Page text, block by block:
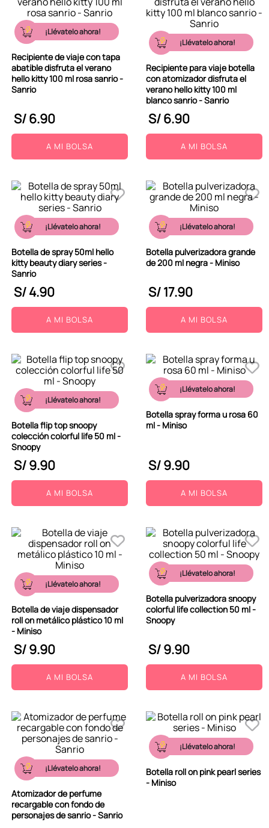
¡Llévatelo ahora!
Recipiente de viaje con tapa
abatible disfruta el verano
hello kitty 100 ml rosa sanrio -
Sanrio
S/6.90
A MI BOLSA
¡Llévatelo ahora!
Recipiente para viaje botella
con atomizador disfruta el
verano hello kitty 100 ml
blanco sanrio - Sanrio
S/6.90
A MI BOLSA
¡Llévatelo ahora!
Botella de spray 50ml hello
kitty beauty diary series -
Sanrio
S/4.90
A MI BOLSA
¡Llévatelo ahora!
Botella pulverizadora grande
de 200 ml negra - Miniso
S/17.90
A MI BOLSA
¡Llévatelo ahora!
Botella flip top snoopy
colección colorful life 50 ml -
Snoopy
S/9.90
A MI BOLSA
¡Llévatelo ahora!
Botella spray forma u rosa 60
ml - Miniso
S/9.90
A MI BOLSA
¡Llévatelo ahora!
Botella de viaje dispensador
roll on metálico plástico 10 ml
- Miniso
S/9.90
A MI BOLSA
¡Llévatelo ahora!
Botella pulverizadora snoopy
colorful life collection 50 ml -
Snoopy
S/9.90
A MI BOLSA
¡Llévatelo ahora!
Atomizador de perfume
recargable con fondo de
personajes de sanrio - Sanrio
¡Llévatelo ahora!
Botella roll on pink pearl series
- Miniso